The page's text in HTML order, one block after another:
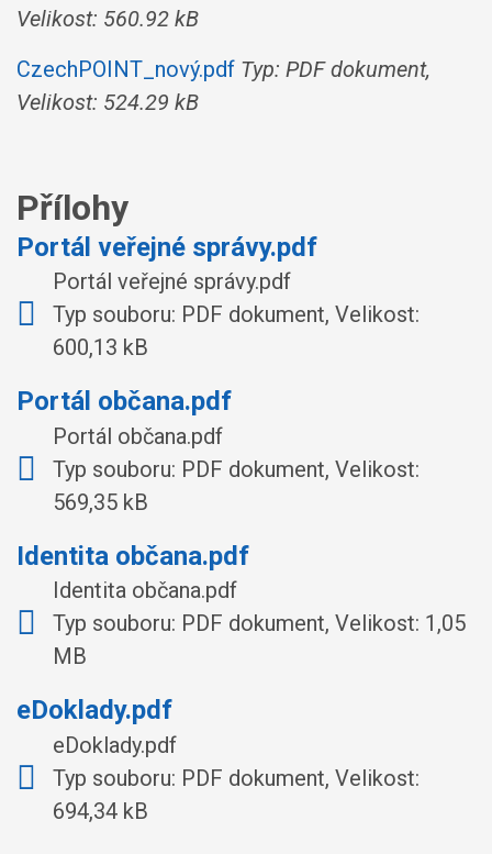
Velikost: 560.92 kB
CzechPOINT_nový.pdf Typ: PDF dokument,
Velikost: 524.29 kB
Přílohy
Portál veřejné správy.pdf
Portál veřejné správy.pdf
Typ souboru: PDF dokument, Velikost:
600,13 kB
Portál občana.pdf
Portál občana.pdf
Typ souboru: PDF dokument, Velikost:
569,35 kB
Identita občana.pdf
Identita občana.pdf
Typ souboru: PDF dokument, Velikost: 1,05
MB
eDoklady.pdf
eDoklady.pdf
Typ souboru: PDF dokument, Velikost:
694,34 kB